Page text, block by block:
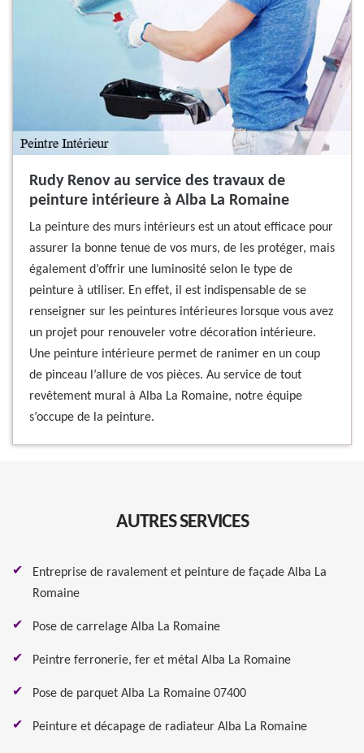
Rudy Renov au service des travaux de
peinture intérieure à Alba La Romaine
La peinture des murs intérieurs est un atout efficace pour
assurer la bonne tenue de vos murs, de les protéger, mais
également d’offrir une luminosité selon le type de
peinture à utiliser. En effet, il est indispensable de se
renseigner sur les peintures intérieures lorsque vous avez
un projet pour renouveler votre décoration intérieure.
Une peinture intérieure permet de ranimer en un coup
de pinceau l’allure de vos pièces. Au service de tout
revêtement mural à Alba La Romaine, notre équipe
s’occupe de la peinture.
AUTRES SERVICES
Entreprise de ravalement et peinture de façade Alba La
Romaine
Pose de carrelage Alba La Romaine
Peintre ferronerie, fer et métal Alba La Romaine
Pose de parquet Alba La Romaine 07400
Peinture et décapage de radiateur Alba La Romaine